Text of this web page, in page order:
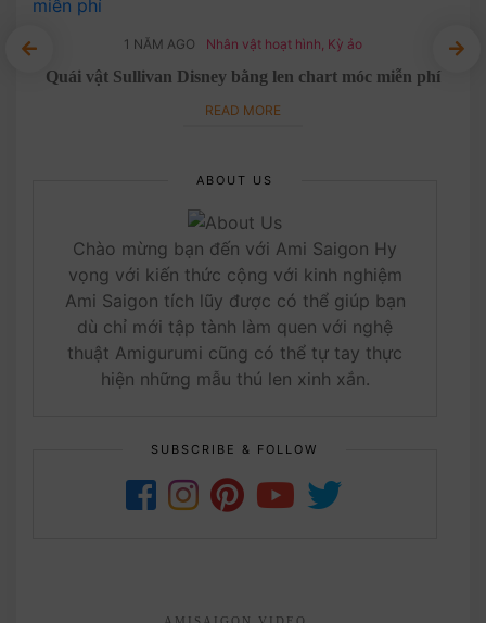
1 NĂM AGO Nhân vật hoạt hình Kỳ ảo
Quái vật Sullivan Disney bằng len chart móc miễn phí
READ MORE
ABOUT US
Chào mừng bạn đến với Ami Saigon Hy
vọng với kiến thức cộng với kinh nghiệm
Ami Saigon tích lũy được có thể giúp bạn
dù chỉ mới tập tành làm quen với nghệ
thuật Amigurumi cũng có thể tự tay thực
hiện những mẫu thú len xinh xắn.
SUBSCRIBE & FOLLOW